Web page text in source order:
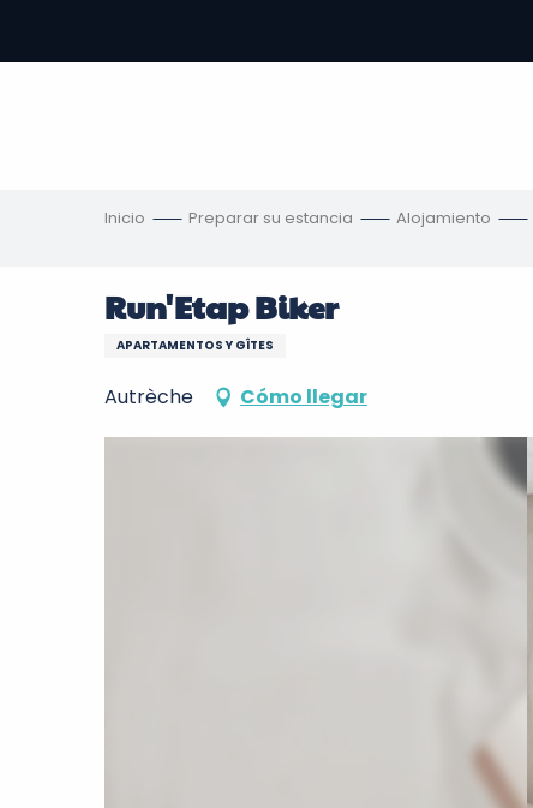
contenu
Inicio Preparar su estancia Alojamiento
Run'Etap Biker
APARTAMENTOS Y GÎTES
Autrèche Cómo llegar